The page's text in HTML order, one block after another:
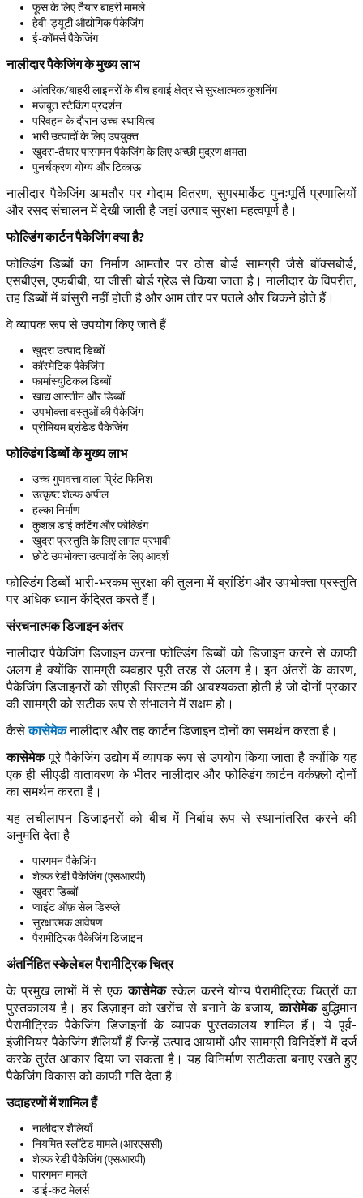
फूस के लिए तैयार बाहरी मामले
हेवी-ड्यूटी औद्योगिक पैकेजिंग
ई-कॉमर्स पैकेजिंग
नालीदार पैकेजिंग के मुख्य लाभ
आंतरिक/बाहरी लाइनरों के बीच हवाई क्षेत्र से सुरक्षात्मक कुशनिंग
मजबूत स्टैकिंग प्रदर्शन
परिवहन के दौरान उच्च स्थायित्व
भारी उत्पादों के लिए उपयुक्त
खुदरा-तैयार पारगमन पैकेजिंग के लिए अच्छी मुद्रण क्षमता
पुनर्चक्रण योग्य और टिकाऊ
नालीदार पैकेजिंग आमतौर पर गोदाम वितरण, सुपरमार्केट पुनःपूर्ति प्रणालियों
और रसद संचालन में देखी जाती है जहां उत्पाद सुरक्षा महत्वपूर्ण है।
फोल्डिंग कार्टन पैकेजिंग क्या है?
फोल्डिंग डिब्बों का निर्माण आमतौर पर ठोस बोर्ड सामग्री जैसे बॉक्सबोर्ड,
एसबीएस, एफबीबी, या जीसी बोर्ड ग्रेड से किया जाता है। नालीदार के विपरीत,
तह डिब्बों में बांसुरी नहीं होती है और आम तौर पर पतले और चिकने होते हैं।
वे व्यापक रूप से उपयोग किए जाते हैं
खुदरा उत्पाद डिब्बों
कॉस्मेटिक पैकेजिंग
फार्मास्युटिकल डिब्बों
खाद्य आस्तीन और डिब्बों
उपभोक्ता वस्तुओं की पैकेजिंग
प्रीमियम ब्रांडेड पैकेजिंग
फोल्डिंग डिब्बों के मुख्य लाभ
उच्च गुणवत्ता वाला प्रिंट फिनिश
उत्कृष्ट शेल्फ अपील
हल्का निर्माण
कुशल डाई कटिंग और फोल्डिंग
खुदरा प्रस्तुति के लिए लागत प्रभावी
छोटे उपभोक्ता उत्पादों के लिए आदर्श
फोल्डिंग डिब्बों भारी-भरकम सुरक्षा की तुलना में ब्रांडिंग और उपभोक्ता प्रस्तुति
पर अधिक ध्यान केंद्रित करते हैं।
संरचनात्मक डिजाइन अंतर
नालीदार पैकेजिंग डिजाइन करना फोल्डिंग डिब्बों को डिजाइन करने से काफी
अलग है क्योंकि सामग्री व्यवहार पूरी तरह से अलग है। इन अंतरों के कारण,
पैकेजिंग डिजाइनरों को सीएडी सिस्टम की आवश्यकता होती है जो दोनों प्रकार
की सामग्री को सटीक रूप से संभालने में सक्षम हो।
कैसेकासेमेकनालीदार और तह कार्टन डिजाइन दोनों का समर्थन करता है।
कासेमेकपूरे पैकेजिंग उद्योग में व्यापक रूप से उपयोग किया जाता है क्योंकि यह
एक ही सीएडी वातावरण के भीतर नालीदार और फोल्डिंग कार्टन वर्कफ़्लो दोनों
का समर्थन करता है।
यह लचीलापन डिजाइनरों को बीच में निर्बाध रूप से स्थानांतरित करने की
अनुमति देता है
पारगमन पैकेजिंग
शेल्फ रेडी पैकेजिंग (एसआरपी)
खुदरा डिब्बों
प्वाइंट ऑफ़ सेल डिस्प्ले
सुरक्षात्मक आवेषण
पैरामीट्रिक पैकेजिंग डिजाइन
अंतर्निहित स्केलेबल पैरामीट्रिक चित्र
के प्रमुख लाभों में से एककासेमेकस्केल करने योग्य पैरामीट्रिक चित्रों का
पुस्तकालय है। हर डिज़ाइन को खरोंच से बनाने के बजाय,कासेमेकबुद्धिमान
पैरामीट्रिक पैकेजिंग डिजाइनों के व्यापक पुस्तकालय शामिल हैं। ये पूर्व-
इंजीनियर पैकेजिंग शैलियाँ हैं जिन्हें उत्पाद आयामों और सामग्री विनिर्देशों में दर्ज
करके तुरंत आकार दिया जा सकता है। यह विनिर्माण सटीकता बनाए रखते हुए
पैकेजिंग विकास को काफी गति देता है।
उदाहरणों में शामिल हैं
नालीदार शैलियाँ
नियमित स्लॉटेड मामले (आरएससी)
शेल्फ रेडी पैकेजिंग (एसआरपी)
पारगमन मामले
डाई-कट मेलर्स